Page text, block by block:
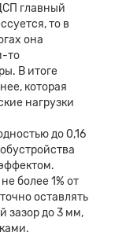
главный
то в
она
то
В итоге
которая
нагрузки
до 0,16
более 1% от
оставлять
зазор до 3 мм,